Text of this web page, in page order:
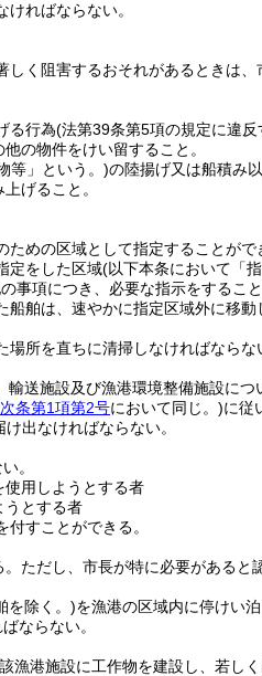
ればならない。
く阻害するおそれがあるときは
る行為(法第39条第5項の規定に違
の物件をけい留すること。
等」という。)の陸揚げ又は船積み
げること。
めの区域として指定することがで
定をした区域(以下本条において「
事項につき、必要な指示をすること
舶は、速やかに指定区域外に移動
所を直ちに清掃しなければならな
輸送施設及び漁港環境整備施設に
次条第1項第2号において同じ。)に従
出なければならない。
。
用しようとする者
うとする者
すことができる。
ただし、市長が特に必要があると
を除く。)を漁港の区域内に停けい
ならない。
漁港施設に工作物を建設し、若し